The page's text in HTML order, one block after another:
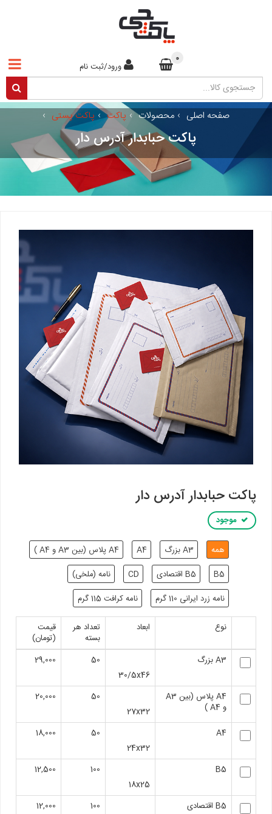
ورود/ثبت نام
0
صفحه اصلی › محصولات › پاکت › پاکت پستی ›
پاکت حبابدار آدرس دار
پاکت حبابدار آدرس دار
موجود
همه A3 بزرگ A4
A4 پلاس (بین A3 و A4 )
B5
B5 اقتصادی CD
نامه (ملخی)
نامه زرد ایرانی 110 گرم
نامه کرافت 115 گرم
نوع ابعاد
تعداد هر
بسته
قیمت
(تومان)
A3 بزرگ
30/5x46
50
29,000
A4 پلاس (بین A3
و A4 )
27x32
50
20,000
A4
24x32
50
18,000
B5
18x25
100
12,500
B5 اقتصادی
100
12,000